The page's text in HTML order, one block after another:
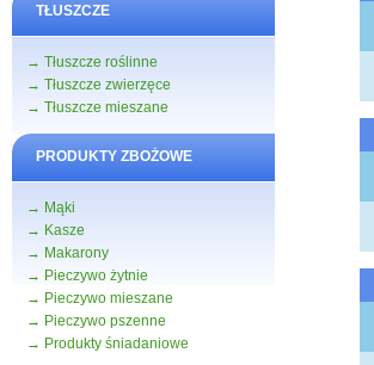
TŁUSZCZE
→ Tłuszcze roślinne
→ Tłuszcze zwierzęce
→ Tłuszcze mieszane
PRODUKTY ZBOŻOWE
→ Mąki
→ Kasze
→ Makarony
→ Pieczywo żytnie
→ Pieczywo mieszane
→ Pieczywo pszenne
→ Produkty śniadaniowe